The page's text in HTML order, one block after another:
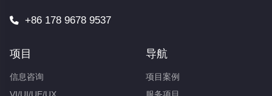
+86 178 9678 9537
项目
信息咨询
导航
项目案例